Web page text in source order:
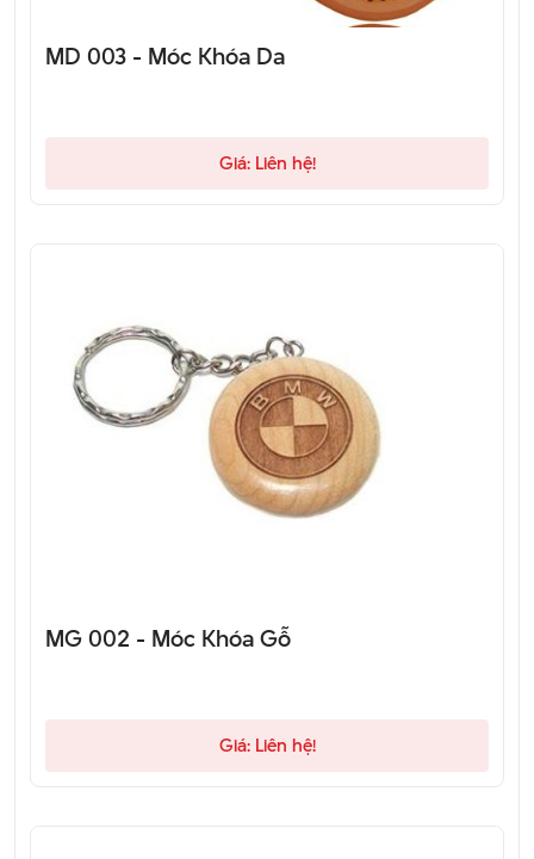
MD 003 - Móc Khóa Da
Giá: Liên hệ!
MG 002 - Móc Khóa Gỗ
Giá: Liên hệ!